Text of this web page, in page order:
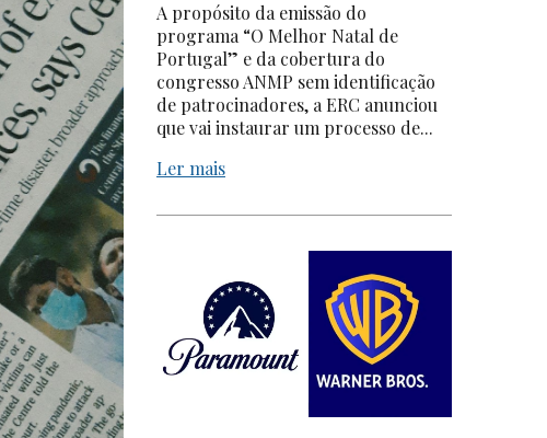
A propósito da emissão do
programa “O Melhor Natal de
Portugal” e da cobertura do
congresso ANMP sem identificação
de patrocinadores, a ERC anunciou
que vai instaurar um processo de...
Ler mais